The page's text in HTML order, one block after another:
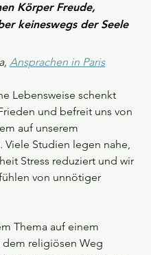
Körper Freude,
keineswegs der Seele
Ansprachen in Paris
Lebensweise schenkt
und befreit uns von
auf unserem
Viele Studien legen nahe,
Stress reduziert und wir
von unnötiger
Thema auf einem
dem religiösen Weg